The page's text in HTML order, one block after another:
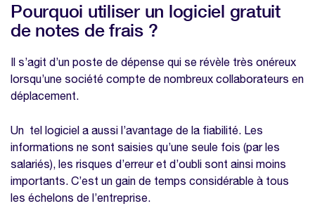
Pourquoi utiliser un logiciel gratuit
de notes de frais ?
Il s’agit d’un poste de dépense qui se révèle très onéreux
lorsqu’une société compte de nombreux collaborateurs en
déplacement.
Un tel logiciel a aussi l’avantage de la fiabilité. Les
informations ne sont saisies qu’une seule fois (par les
salariés), les risques d’erreur et d’oubli sont ainsi moins
importants. C’est un gain de temps considérable à tous
les échelons de l’entreprise.